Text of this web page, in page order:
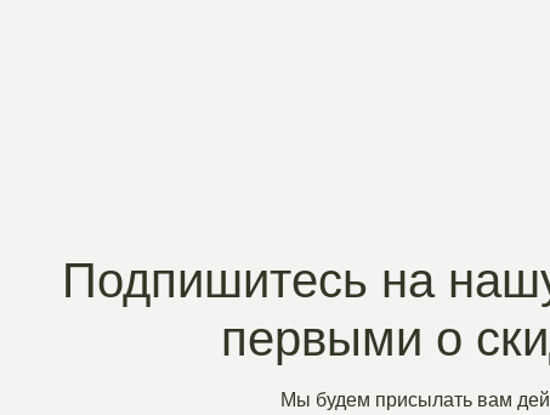
Мы будем присылать вам
Подпишитесь на
первыми о